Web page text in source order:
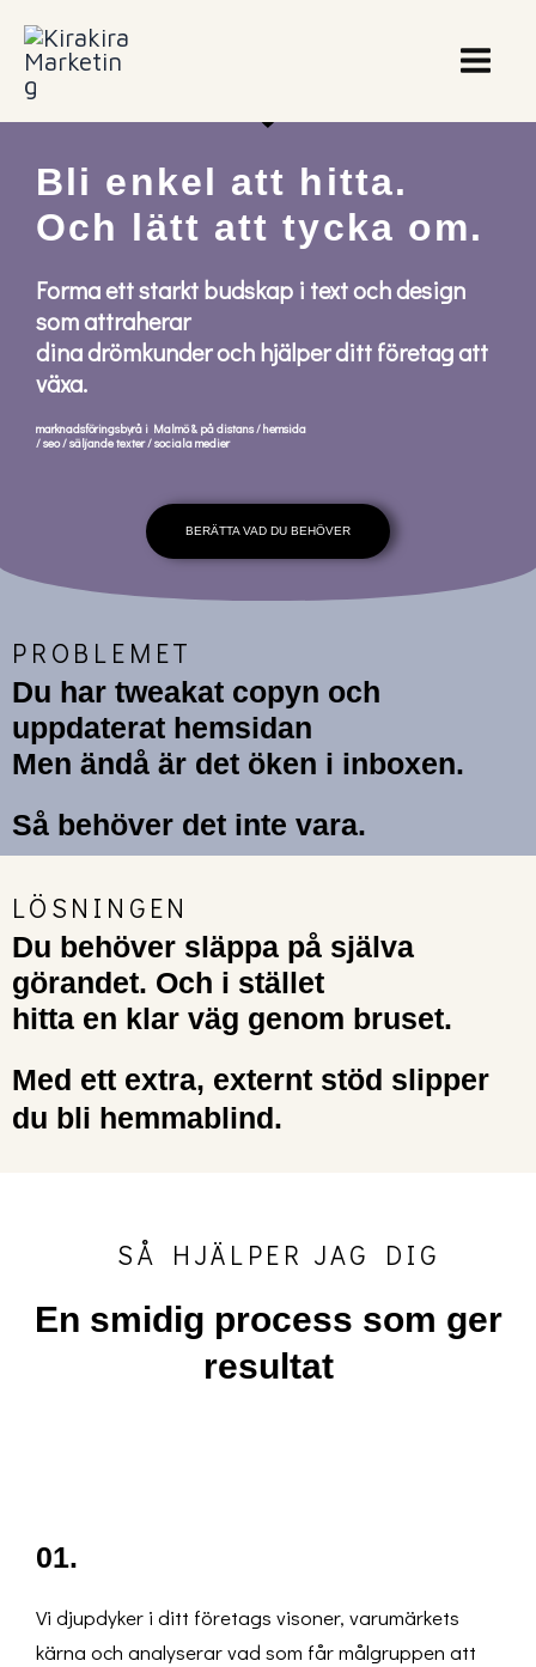
Hoppa
innehåll
Bli enkel att hitta.
Och lätt att tycka om.
Forma ett starkt budskap i text och design
som attraherar
dina drömkunder och hjälper ditt företag att
växa.
marknadsföringsbyrå i Malmö & på distans / hemsida
/ seo / säljande texter / sociala medier
BERÄTTA VAD DU BEHÖVER
PROBLEMET
Du har tweakat copyn och
uppdaterat hemsidan
Men ändå är det öken i inboxen.
Så behöver det inte vara.
LÖSNINGEN
Du behöver släppa på själva
görandet. Och i stället
hitta en klar väg genom bruset.
Med ett extra, externt stöd slipper
du bli hemmablind.
SÅ HJÄLPER JAG DIG
En smidig process som ger
resultat
01.
Vi djupdyker i ditt företags visoner, varumärkets
kärna och analyserar vad som får målgruppen att